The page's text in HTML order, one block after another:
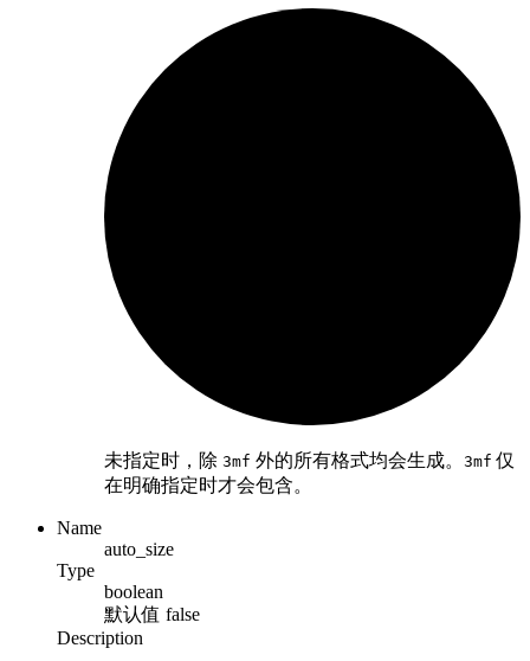
未指定时，除 3mf 外的所有格式均会生成。 3mf 仅
在明确指定时才会包含。
Name
auto_size
Type
boolean
默认值 false
Description